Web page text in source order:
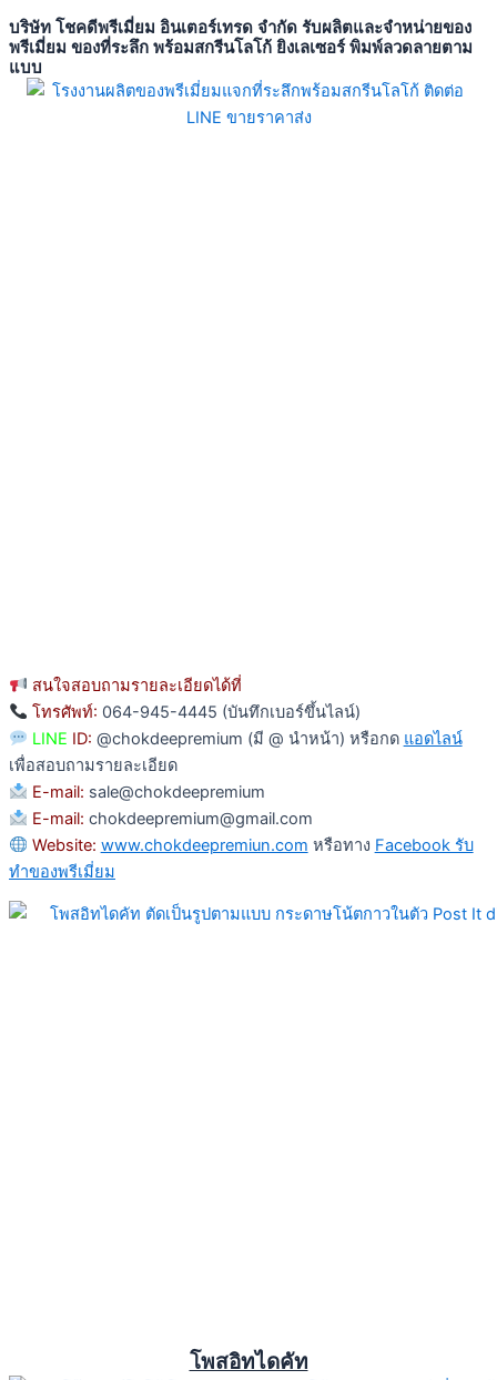
บริษัท โชคดีพรีเมี่ยม อินเตอร์เทรด จำกัด รับผลิตและจำหน่ายของ
พรีเมี่ยม ของที่ระลึก พร้อมสกรีนโลโก้ ยิงเลเซอร์ พิมพ์ลวดลายตาม
แบบ
สนใจสอบถามรายละเอียดได้ที่
โทรศัพท์: 064-945-4445 (บันทึกเบอร์ขึ้นไลน์)
LINE ID: @chokdeepremium (มี @ นำหน้า) หรือกด แอดไลน์
เพื่อสอบถามรายละเอียด
E-mail: sale@chokdeepremium
E-mail: chokdeepremium@gmail.com
Website: www.chokdeepremiun.com หรือทาง Facebook รับ
ทำของพรีเมี่ยม
โพสอิทไดคัท